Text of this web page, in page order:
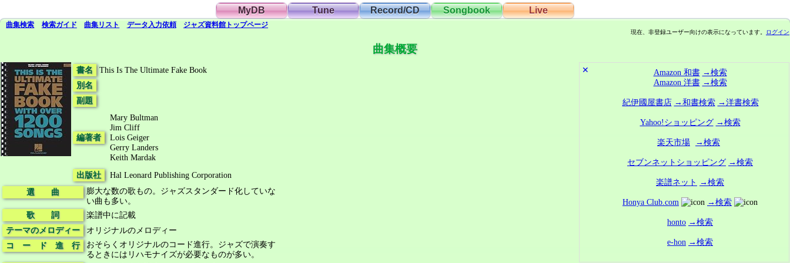
MyDB Tune Record/CD Songbook Live
曲集検索 検索ガイド 曲集リスト データ入力依頼 ジャズ資料館 トップページ
現在、非登録ユーザー向けの表示になっています。 ログイン
曲集概要
書名
This Is The Ultimate Fake Book
別名
副題
編著者
Mary Bultman
Jim Cliff
Lois Geiger
Gerry Landers
Keith Mardak
出版社
Hal Leonard Publishing Corporation
選 曲
膨大な数の歌もの。ジャズスタンダード化していな
い曲も多い。
歌 詞
楽譜中に記載
テーマのメロディー
オリジナルのメロディー
コ ー ド 進 行
おそらくオリジナルのコード進行。ジャズで演奏す
るときにはリハモナイズが必要なものが多い。
✕ Amazon 和書 →検索
Amazon 洋書 →検索
紀伊國屋書店 →和書検索 →洋書検索
Yahoo!ショッピング →検索
楽天市場 →検索
セブンネットショッピング →検索
楽譜ネット →検索
Honya Club.com →検索
honto →検索
e-hon →検索